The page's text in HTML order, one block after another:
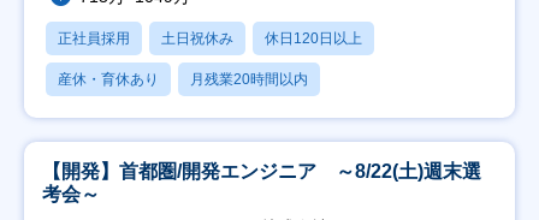
正社員採用 土日祝休み 休日120日以上
産休・育休あり 月残業20時間以内
【開発】首都圏/開発エンジニア ～8/22(土)週末選
考会～